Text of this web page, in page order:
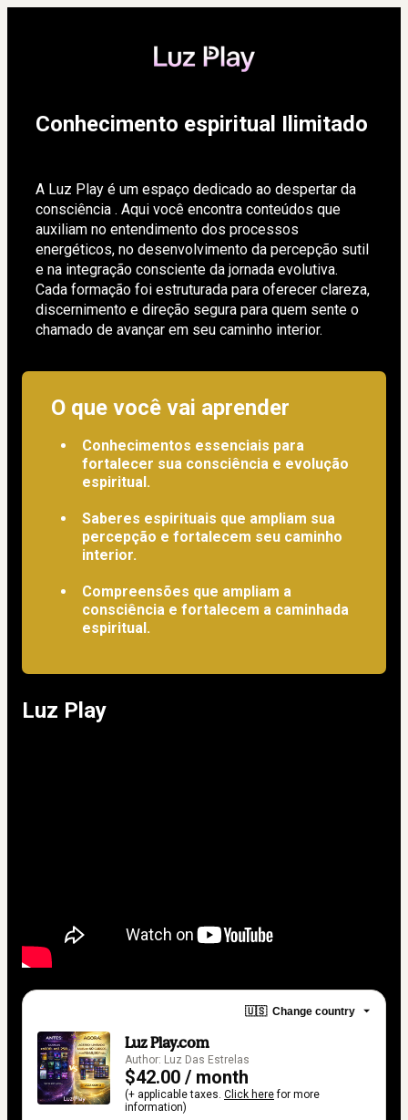
Conhecimento espiritual Ilimitado
A Luz Play é um espaço dedicado ao despertar da
consciência . Aqui você encontra conteúdos que
auxiliam no entendimento dos processos
energéticos, no desenvolvimento da percepção sutil
e na integração consciente da jornada evolutiva.
Cada formação foi estruturada para oferecer clareza,
discernimento e direção segura para quem sente o
chamado de avançar em seu caminho interior.
O que você vai aprender
Conhecimentos essenciais para
fortalecer sua consciência e evolução
espiritual.
Saberes espirituais que ampliam sua
percepção e fortalecem seu caminho
interior.
Compreensões que ampliam a
consciência e fortalecem a caminhada
espiritual.
Luz Play
🇺🇸 Change country
Luz Play.com
Author: Luz Das Estrelas
$42.00 / month
(+ applicable taxes. Click herefor more
information)